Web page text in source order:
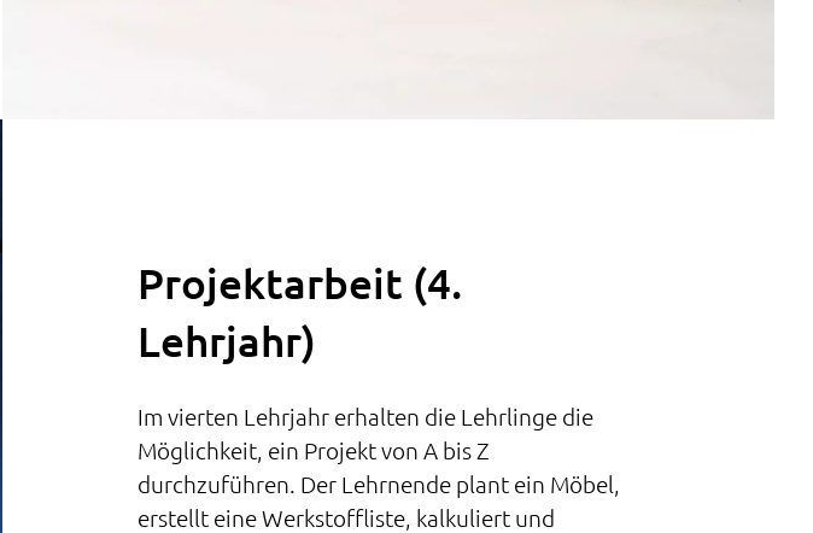
Projektarbeit (4.
Lehrjahr)
Im vierten Lehrjahr erhalten die Lehrlinge die
Möglichkeit, ein Projekt von A bis Z
durchzuführen. Der Lehrnende plant ein Möbel,
erstellt eine Werkstoffliste, kalkuliert und